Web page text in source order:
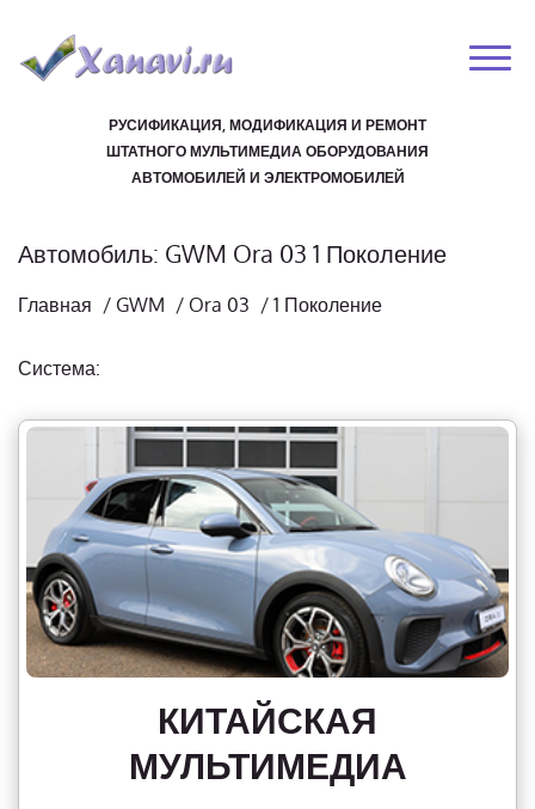
РУСИФИКАЦИЯ, МОДИФИКАЦИЯ И РЕМОНТ
ШТАТНОГО МУЛЬТИМЕДИА ОБОРУДОВАНИЯ
АВТОМОБИЛЕЙ И ЭЛЕКТРОМОБИЛЕЙ
Автомобиль: GWM Ora 03 1 Поколение
Главная / GWM / Ora 03 / 1 Поколение
Система:
КИТАЙСКАЯ
МУЛЬТИМЕДИА